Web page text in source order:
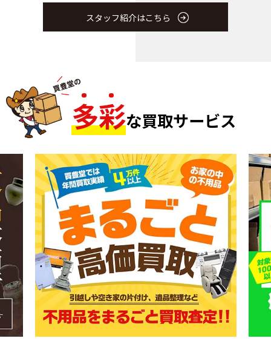
スタッフ紹介はこちら
多彩な買取サービス